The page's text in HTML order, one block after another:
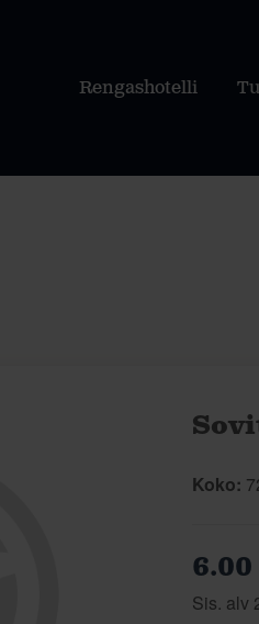
Rengashotelli
Koko:
Sis. alv